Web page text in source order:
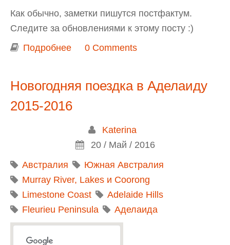
Как обычно, заметки пишутся постфактум.
Следите за обновлениями к этому посту :)
Подробнее о На кемпере из Дарвина в
0 Comments
Новогодняя поездка в Аделаиду
2015-2016
Katerina
20 / Май / 2016
Австралия
Южная Австралия
Murray River, Lakes и Coorong
Limestone Coast
Adelaide Hills
Fleurieu Peninsula
Аделаида